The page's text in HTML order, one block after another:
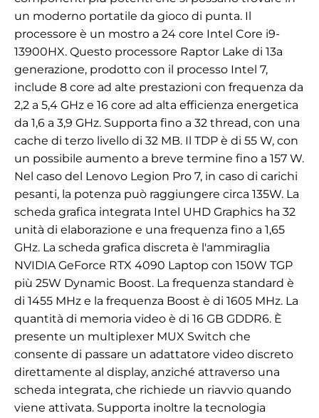
un moderno portatile da gioco di punta. Il
processore è un mostro a 24 core Intel Core i9-
13900HX. Questo processore Raptor Lake di 13a
generazione, prodotto con il processo Intel 7,
include 8 core ad alte prestazioni con frequenza da
2,2 a 5,4 GHz e 16 core ad alta efficienza energetica
da 1,6 a 3,9 GHz. Supporta fino a 32 thread, con una
cache di terzo livello di 32 MB. Il TDP è di 55 W, con
un possibile aumento a breve termine fino a 157 W.
Nel caso del Lenovo Legion Pro 7, in caso di carichi
pesanti, la potenza può raggiungere circa 135W. La
scheda grafica integrata Intel UHD Graphics ha 32
unità di elaborazione e una frequenza fino a 1,65
GHz. La scheda grafica discreta è l'ammiraglia
NVIDIA GeForce RTX 4090 Laptop con 150W TGP
più 25W Dynamic Boost. La frequenza standard è
di 1455 MHz e la frequenza Boost è di 1605 MHz. La
quantità di memoria video è di 16 GB GDDR6. È
presente un multiplexer MUX Switch che
consente di passare un adattatore video discreto
direttamente al display, anziché attraverso una
scheda integrata, che richiede un riavvio quando
viene attivata. Supporta inoltre la tecnologia